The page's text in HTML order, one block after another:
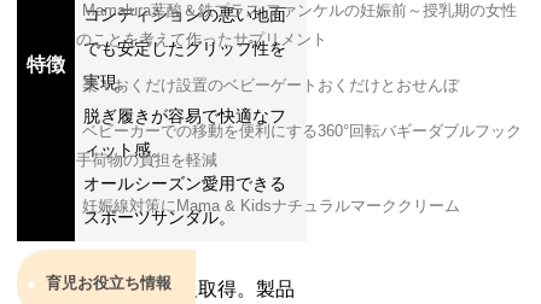
特徴
コンディションの悪い地面
でも安定したグリップ性を
実現。
脱ぎ履きが容易で快適なフ
ィット感。
オールシーズン愛用できる
スポーツサンダル。
※2022年9月1日情報取得。製品
Mamalura葉酸＆鉄プラス ファンケルの妊娠前～授乳期の女性
のことを考えて作ったサプリメント
楽々おくだけ設置のベビーゲートおくだけとおせんぼ
ベビーカーでの移動を便利にする360°回転バギーダブルフック
手荷物の負担を軽減
妊娠線対策にMama & Kidsナチュラルマーククリーム
育児お役立ち情報